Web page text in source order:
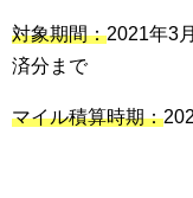
対象期間：2021年3
済分まで
マイル積算時期：